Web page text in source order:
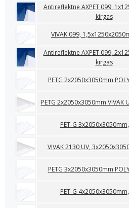
Antireflektne AXPET 099,
kirgas
VIVAK 099,
Antireflektne AXPET 099,
kirgas
PETG 2x2050x3050mm
PETG 2x2050x3050mm VIVAK
PET-G
VIVAK 2130 UV,
PETG 3x2050x3050mm
PET-G